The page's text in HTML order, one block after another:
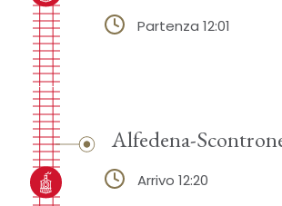
Partenza 12:01
Alfedena-
Arrivo 12:20